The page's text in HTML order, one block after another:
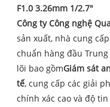
F1.0 3.26mm 1/2.7"
Công ty Công nghệ
sản xuất, nhà cung
chuẩn hàng đầu
lõi bao gồmGiám sát
tế, cung cấp các giải
chính xác cao và độ